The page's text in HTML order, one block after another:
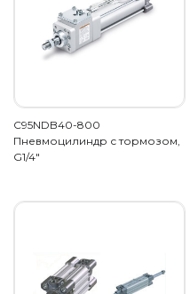
C95NDB40-800
Пневмоцилиндр с тормозом,
G1/4"